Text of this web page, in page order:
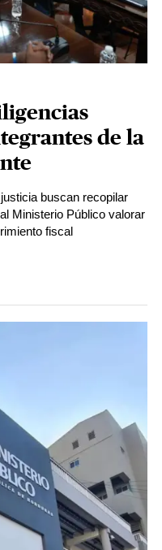
de la
buscan recopilar
Ministerio Público valorar
fiscal